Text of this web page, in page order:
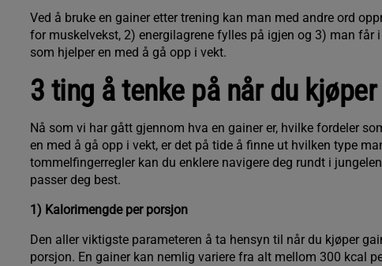
Ved å bruke en gainer etter trening kan man med andre ord
for muskelvekst, 2) energilagrene fylles på igjen og 3) man får
som hjelper en med å gå opp i vekt.
3 ting å tenke på når du
Nå som vi har gått gjennom hva en gainer er, hvilke fordeler
en med å gå opp i vekt, er det på tide å finne ut hvilken type
tommelfingerregler kan du enklere navigere deg rundt i
passer deg best.
1) Kalorimengde per porsjon
Den aller viktigste parameteren å ta hensyn til når du kjøper
porsjon. En gainer kan nemlig variere fra alt mellom 300 kcal